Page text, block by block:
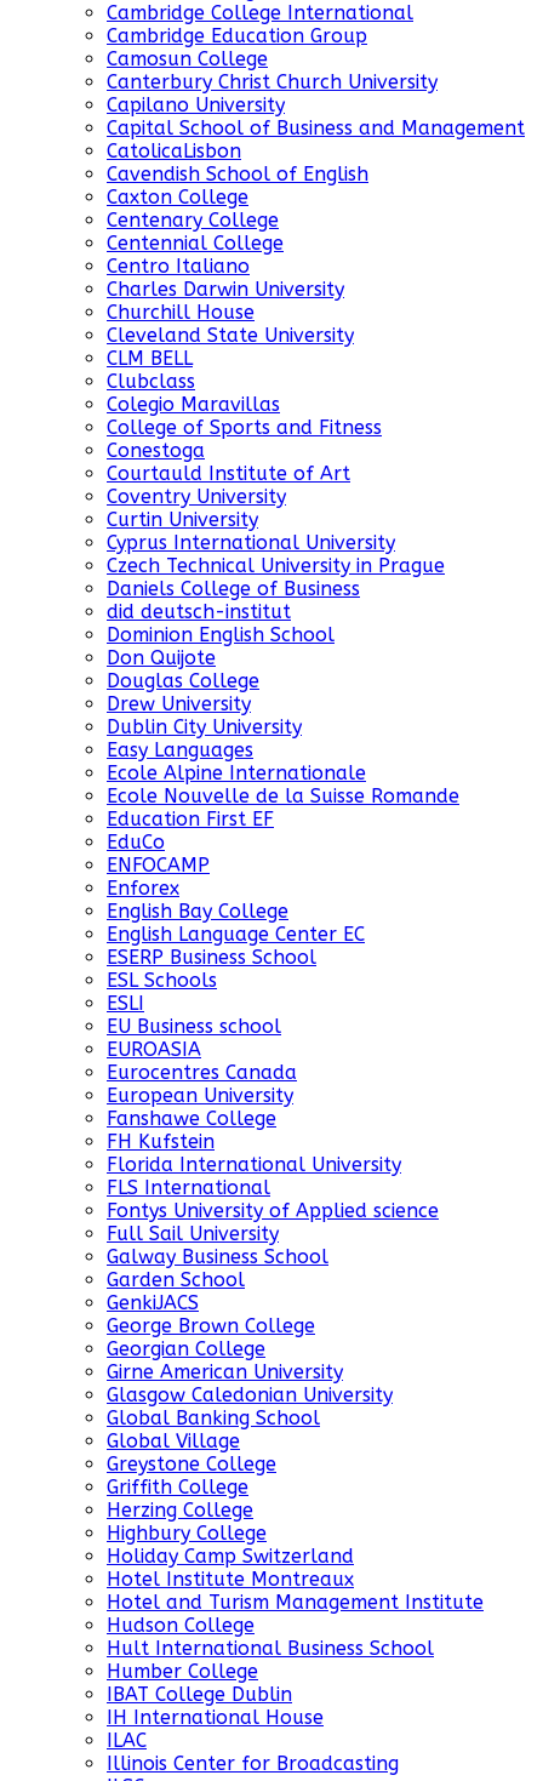
Cambridge College International
Cambridge Education Group
Camosun College
Canterbury Christ Church University
Capilano University
Capital School of Business and Management
CatolicaLisbon
Cavendish School of English
Caxton College
Centenary College
Centennial College
Centro Italiano
Charles Darwin University
Churchill House
Cleveland State University
CLM BELL
Clubclass
Colegio Maravillas
College of Sports and Fitness
Conestoga
Courtauld Institute of Art
Coventry University
Curtin University
Cyprus International University
Czech Technical University in Prague
Daniels College of Business
did deutsch-institut
Dominion English School
Don Quijote
Douglas College
Drew University
Dublin City University
Easy Languages
Ecole Alpine Internationale
Ecole Nouvelle de la Suisse Romande
Education First EF
EduCo
ENFOCAMP
Enforex
English Bay College
English Language Center EC
ESERP Business School
ESL Schools
ESLI
EU Business school
EUROASIA
Eurocentres Canada
European University
Fanshawe College
FH Kufstein
Florida International University
FLS International
Fontys University of Applied science
Full Sail University
Galway Business School
Garden School
GenkiJACS
George Brown College
Georgian College
Girne American University
Glasgow Caledonian University
Global Banking School
Global Village
Greystone College
Griffith College
Herzing College
Highbury College
Holiday Camp Switzerland
Hotel Institute Montreaux
Hotel and Turism Management Institute
Hudson College
Hult International Business School
Humber College
IBAT College Dublin
IH International House
ILAC
Illinois Center for Broadcasting